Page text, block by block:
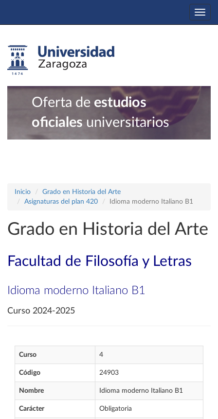
Oferta de estudios
oficiales universitarios
Inicio
Grado en Historia del Arte
Asignaturas del plan 420
Idioma moderno Italiano B1
Grado en Historia del Arte
Facultad de Filosofía y Letras
Idioma moderno Italiano B1
Curso 2024-2025
Curso 4
Código 24903
Nombre Idioma moderno Italiano B1
Carácter Obligatoria